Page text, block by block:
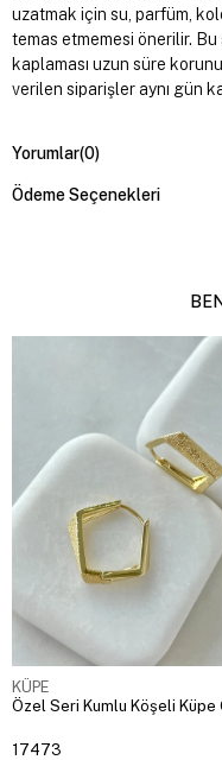
uzatmak için su, parfüm,
temas etmemesi önerilir. Bu
kaplaması uzun süre
verilen siparişler aynı gün
Yorumlar(0)
Ödeme Seçenekleri
KÜPE
Özel Seri Kumlu Köşeli Küpe
17473